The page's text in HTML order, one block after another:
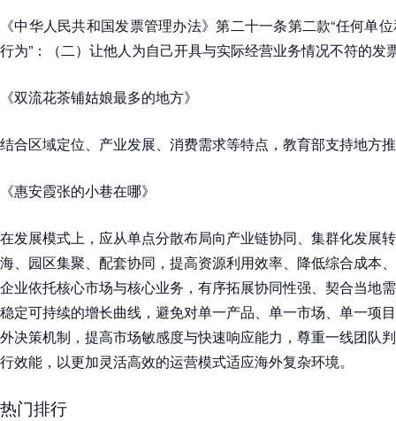
《中华人民共和国发票管理办法》第二十一条第二款“任何单
行为”：（二）让他人为自己开具与实际经营业务情况不符的发
《双流花茶铺姑娘最多的地方》
结合区域定位、产业发展、消费需求等特点，教育部支持地方
《惠安霞张的小巷在哪》
在发展模式上，应从单点分散布局向产业链协同、集群化发展
海、园区集聚、配套协同，提高资源利用效率、降低综合成本
企业依托核心市场与核心业务，有序拓展协同性强、契合当地
稳定可持续的增长曲线，避免对单一产品、单一市场、单一项
外决策机制，提高市场敏感度与快速响应能力，尊重一线团队
行效能，以更加灵活高效的运营模式适应海外复杂环境。
热门排行